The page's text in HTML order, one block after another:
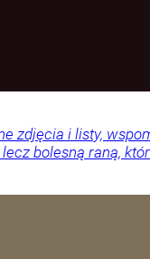
zdjęcia i listy,
bolesną raną,